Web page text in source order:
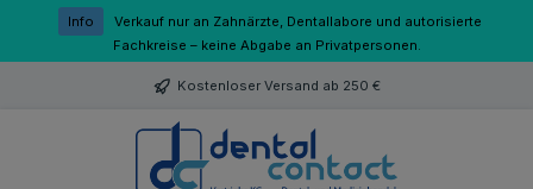
Zum Hauptinhalt springen
Info
Verkauf nur an Zahnärzte, Dentallabore und autorisierte
Fachkreise – keine Abgabe an Privatpersonen.
Kostenloser Versand ab 250 €